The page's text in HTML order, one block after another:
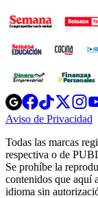
Opens
in
new
Opens
in
new
in
new
Aviso de Privacidad
Todas las marcas
respectiva o de
Se prohíbe la
contenidos que aquí
idioma sin